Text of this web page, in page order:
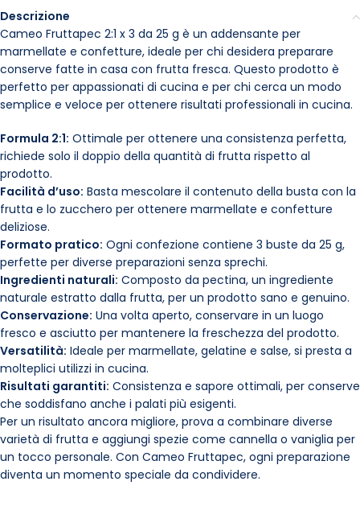
Descrizione
Cameo Fruttapec 2:1 x 3 da 25 g è un addensante per
marmellate e confetture, ideale per chi desidera preparare
conserve fatte in casa con frutta fresca. Questo prodotto è
perfetto per appassionati di cucina e per chi cerca un modo
semplice e veloce per ottenere risultati professionali in cucina.
Formula 2:1: Ottimale per ottenere una consistenza perfetta,
richiede solo il doppio della quantità di frutta rispetto al
prodotto.
Facilità d’uso: Basta mescolare il contenuto della busta con la
frutta e lo zucchero per ottenere marmellate e confetture
deliziose.
Formato pratico: Ogni confezione contiene 3 buste da 25 g,
perfette per diverse preparazioni senza sprechi.
Ingredienti naturali: Composto da pectina, un ingrediente
naturale estratto dalla frutta, per un prodotto sano e genuino.
Conservazione: Una volta aperto, conservare in un luogo
fresco e asciutto per mantenere la freschezza del prodotto.
Versatilità: Ideale per marmellate, gelatine e salse, si presta a
molteplici utilizzi in cucina.
Risultati garantiti: Consistenza e sapore ottimali, per conserve
che soddisfano anche i palati più esigenti.
Per un risultato ancora migliore, prova a combinare diverse
varietà di frutta e aggiungi spezie come cannella o vaniglia per
un tocco personale. Con Cameo Fruttapec, ogni preparazione
diventa un momento speciale da condividere.